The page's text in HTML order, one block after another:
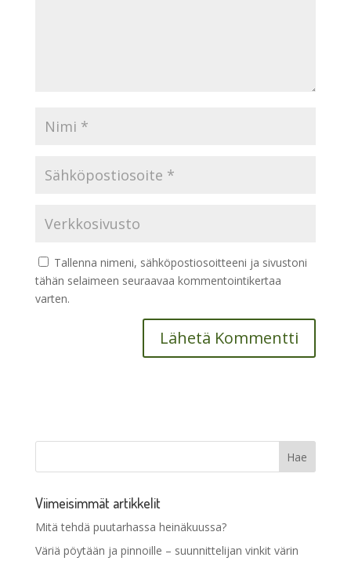
Tallenna nimeni, sähköpostiosoitteeni ja sivustoni
tähän selaimeen seuraavaa kommentointikertaa
varten.
Viimeisimmät artikkelit
Mitä tehdä puutarhassa heinäkuussa?
Väriä pöytään ja pinnoille – suunnittelijan vinkit värin